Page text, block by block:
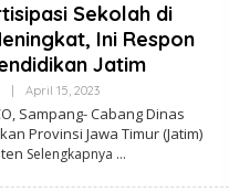
Sekolah di
Ini Respon
Jatim
April 15, 2023Oleh
Sampang- Cabang Dinas
Provinsi Jawa Timur (Jatim)
Selengkapnya